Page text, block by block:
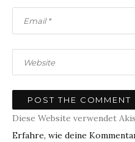
Diese Website verwendet
Erfahre, wie deine